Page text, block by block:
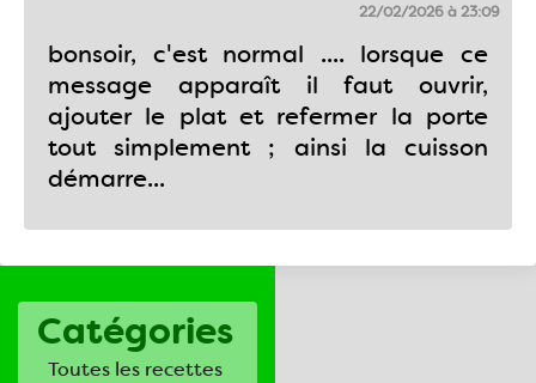
Catégories
Toutes les recettes
22/02/2026 à 23:09
bonsoir, c'est normal .... lorsque ce
message apparaît il faut ouvrir,
ajouter le plat et refermer la porte
tout simplement ; ainsi la cuisson
démarre...